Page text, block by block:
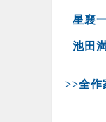
星襄
池田
>>全作